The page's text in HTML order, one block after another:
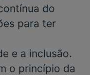
do
para ter
e a inclusão.
o princípio da